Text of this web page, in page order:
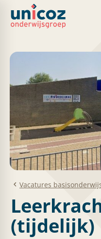
Vacatures
(tijdelijk)